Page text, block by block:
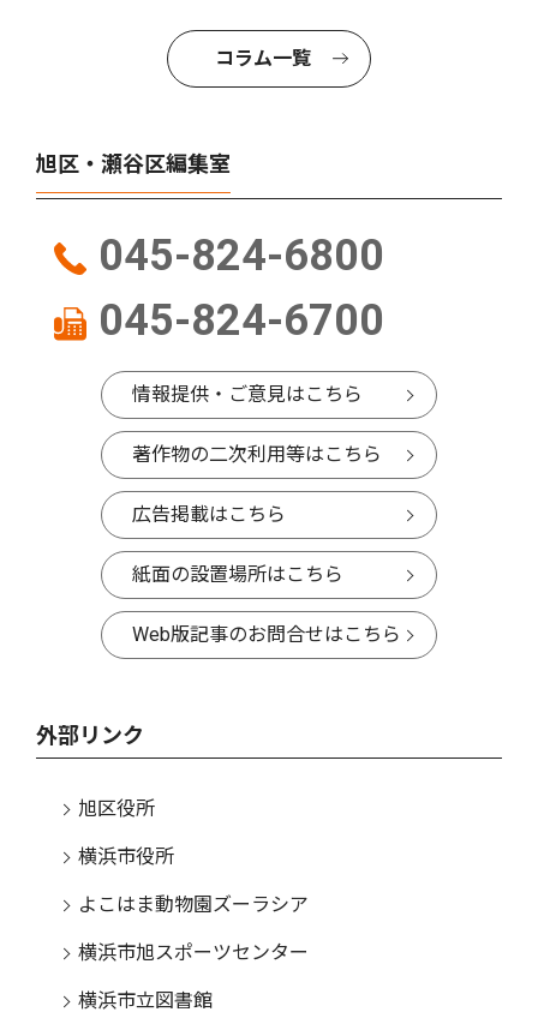
コラム一覧
旭区・瀬谷区編集室
045-824-6800
045-824-6700
情報提供・ご意見はこちら
著作物の二次利用等はこちら
広告掲載はこちら
紙面の設置場所はこちら
Web版記事のお問合せはこちら
外部リンク
旭区役所
横浜市役所
よこはま動物園ズーラシア
横浜市旭スポーツセンター
横浜市立図書館